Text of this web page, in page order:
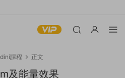
課程 正文
及能量效果